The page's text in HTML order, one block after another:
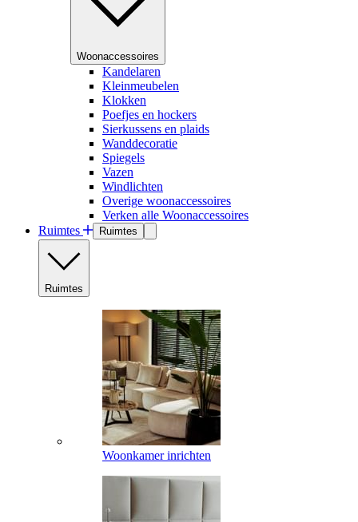
Woonaccessoires
Kandelaren
Kleinmeubelen
Klokken
Poefjes en hockers
Sierkussens en plaids
Wanddecoratie
Spiegels
Vazen
Windlichten
Overige woonaccessoires
Verken alle Woonaccessoires
Ruimtes
Ruimtes
Ruimtes
Woonkamer inrichten